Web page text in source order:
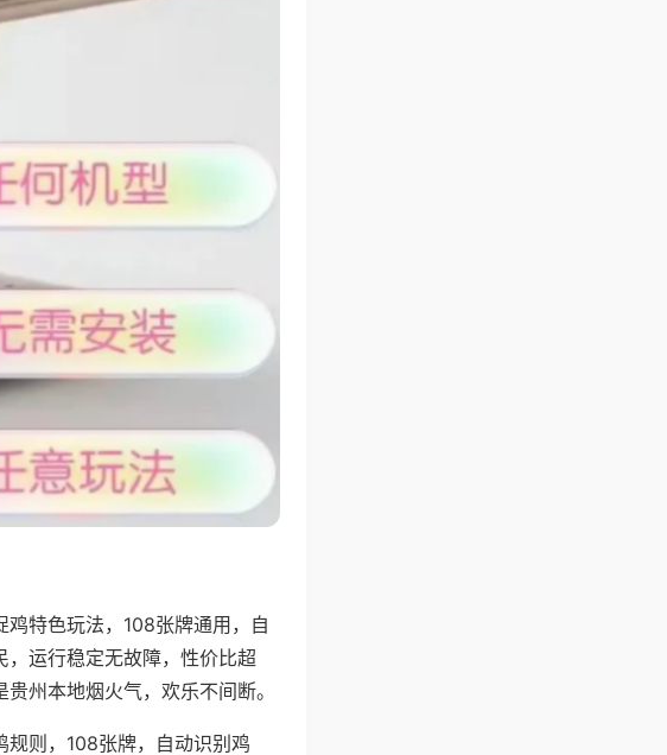
鸡特色玩法，108张牌通用，自
运行稳定无故障，性价比超
州本地烟火气，欢乐不间断。
则，108张牌，自动识别鸡